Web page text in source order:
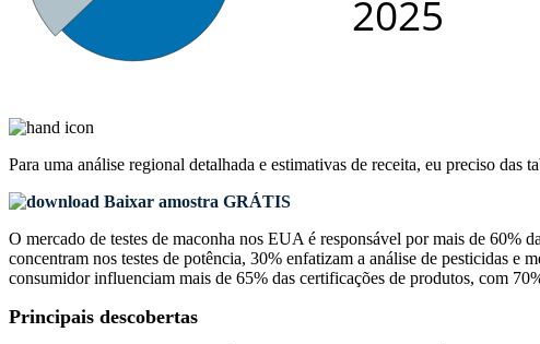
Para uma análise regional detalhada e estimativas de receita, eu preciso das
Baixar amostra GRÁTIS
O mercado de testes de maconha nos EUA é responsável por mais de
concentram nos testes de potência, 30% enfatizam a análise de pesticidas e
consumidor influenciam mais de 65% das certificações de produtos, com
Principais descobertas